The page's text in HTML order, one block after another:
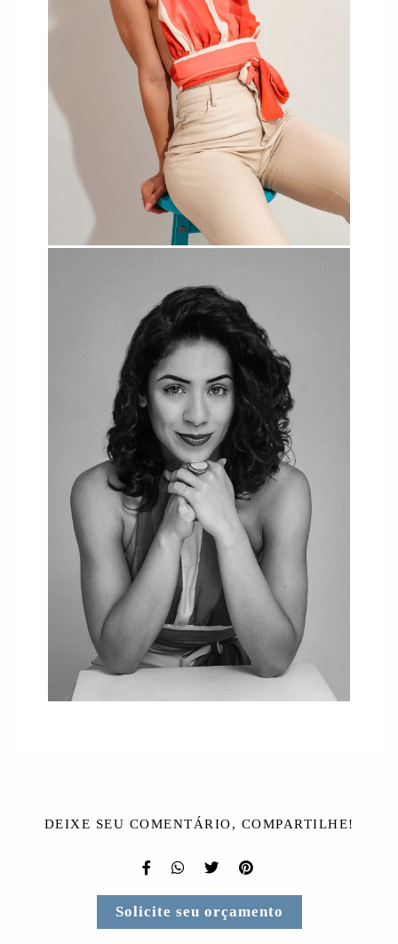
DEIXE SEU COMENTÁRIO, COMPARTILHE!
Solicite seu orçamento